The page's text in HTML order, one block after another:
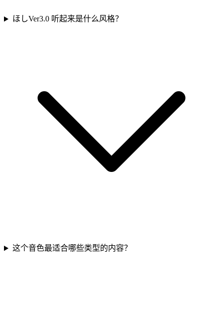
ほしVer3.0 听起来是什么风格？
这个音色最适合哪些类型的内容？